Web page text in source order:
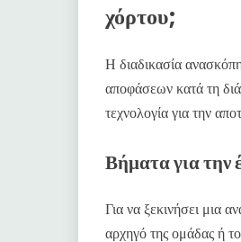
χόρτου;
Η διαδικασία
αποφάσεων κατά τη
τεχνολογία για την
Βήματα για την
Για να ξεκινήσει μια
αρχηγό της ομάδας ή